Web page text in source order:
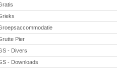
Pier
- Divers
- Downloads